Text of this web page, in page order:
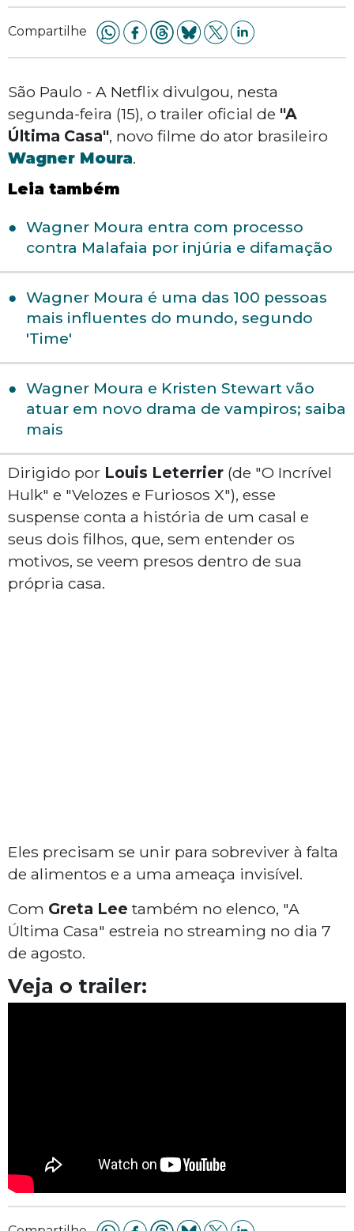
Compartilhe
São Paulo - A Netflix divulgou, nesta
segunda-feira (15), o trailer oficial de "A
Última Casa", novo filme do ator brasileiro
Wagner Moura.
Leia também
Wagner Moura entra com processo
contra Malafaia por injúria e difamação
Wagner Moura é uma das 100 pessoas
mais influentes do mundo, segundo
'Time'
Wagner Moura e Kristen Stewart vão
atuar em novo drama de vampiros; saiba
mais
Dirigido por Louis Leterrier (de "O Incrível
Hulk" e "Velozes e Furiosos X"), esse
suspense conta a história de um casal e
seus dois filhos, que, sem entender os
motivos, se veem presos dentro de sua
própria casa.
Eles precisam se unir para sobreviver à falta
de alimentos e a uma ameaça invisível.
Com Greta Lee também no elenco, "A
Última Casa" estreia no streaming no dia 7
de agosto.
Veja o trailer: